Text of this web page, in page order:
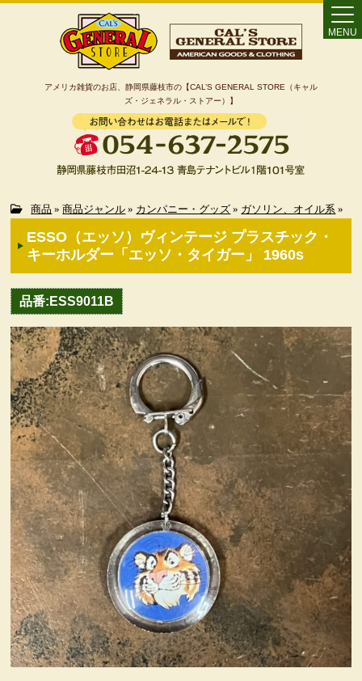
アメリカ雑貨のお店、静岡県藤枝市の【CAL’S GENERAL STORE（キャル
ズ・ジェネラル・ストアー）】
MENU
Home
カート
特定商取引法に基づく表記
カテゴリー検索
ヴィンテージ・グッズ
LIFE誌 企業広告切り抜き
ファイヤーキング他
コカコーラ・グッズ
カンパニー・グッズ
キャラクター・グッズ
商品 » 商品ジャンル » カンパニー・グッズ » ガソリン、オイル系 »
ESSO（エッソ）ヴィンテージ プラスチック・
キーホルダー「エッソ・タイガー」 1960s
品番:ESS9011B